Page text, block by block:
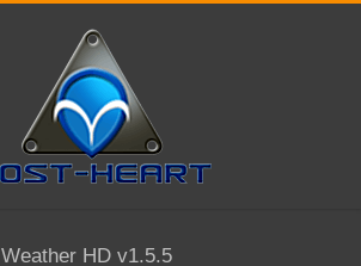
Weather HD v1.5.5